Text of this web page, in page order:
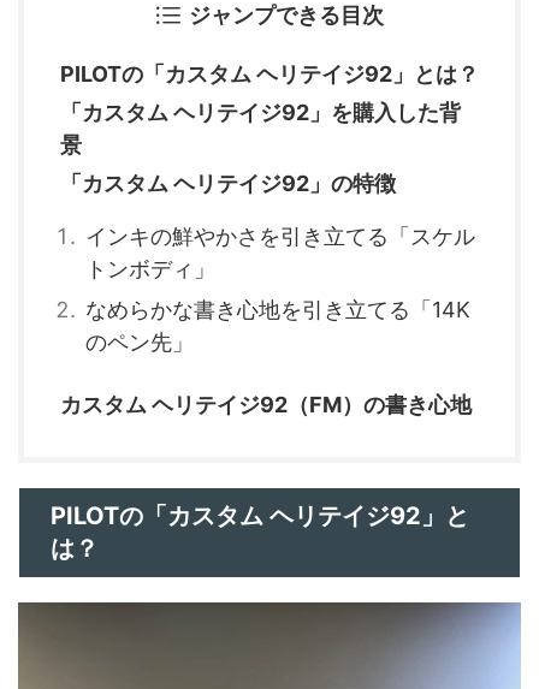
ジャンプできる目次
PILOTの「カスタム ヘリテイジ92」とは？
「カスタム ヘリテイジ92」を購入した背
景
「カスタム ヘリテイジ92」の特徴
インキの鮮やかさを引き立てる「スケル
トンボディ」
なめらかな書き心地を引き立てる「14K
のペン先」
カスタム ヘリテイジ92（FM）の書き心地
PILOTの「カスタム ヘリテイジ92」と
は？